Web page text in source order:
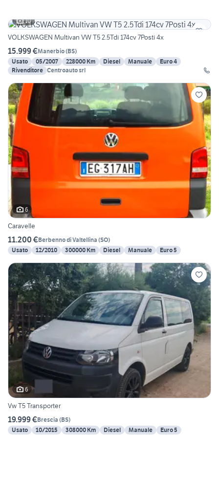
10
VOLKSWAGEN Multivan VW T5 2.5Tdi 174cv 7Posti 4x
15.999 €Manerbio(BS)
Usato
05/2007 228000 Km Diesel Manuale
Euro 4
Rivenditore Centroauto srl
6
Caravelle
11.200 €Berbenno di Valtellina (SO)
Usato
12/2010 300000 Km Diesel Manuale Euro 5
6
Vw T5 Transporter
19.999 €Brescia (BS)
Usato
10/2015 308000 Km Diesel Manuale Euro 5